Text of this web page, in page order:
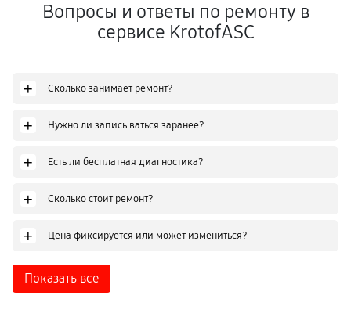
Вопросы и ответы по ремонту в
сервисе KrotofASC
+ Сколько занимает ремонт?
+ Нужно ли записываться заранее?
+ Есть ли бесплатная диагностика?
+ Сколько стоит ремонт?
+ Цена фиксируется или может измениться?
Показать все